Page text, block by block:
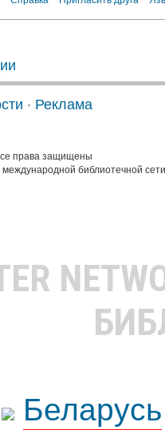
· Реклама
права защищены
библиотечной
Беларусь